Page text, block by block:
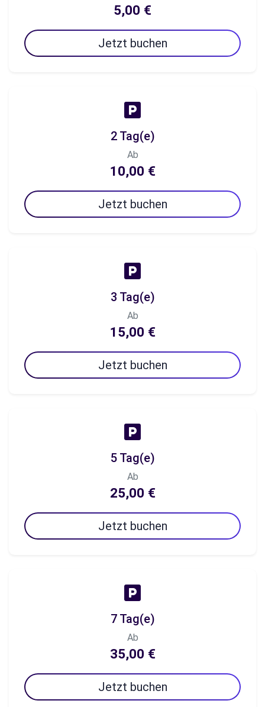
5,00 €
Jetzt buchen
2 Tag(e)
Ab
10,00 €
Jetzt buchen
3 Tag(e)
Ab
15,00 €
Jetzt buchen
5 Tag(e)
Ab
25,00 €
Jetzt buchen
7 Tag(e)
Ab
35,00 €
Jetzt buchen